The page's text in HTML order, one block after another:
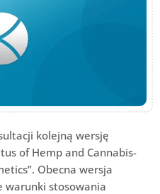
kolejną wersję
of Hemp and Cannabis-
Obecna wersja
warunki stosowania